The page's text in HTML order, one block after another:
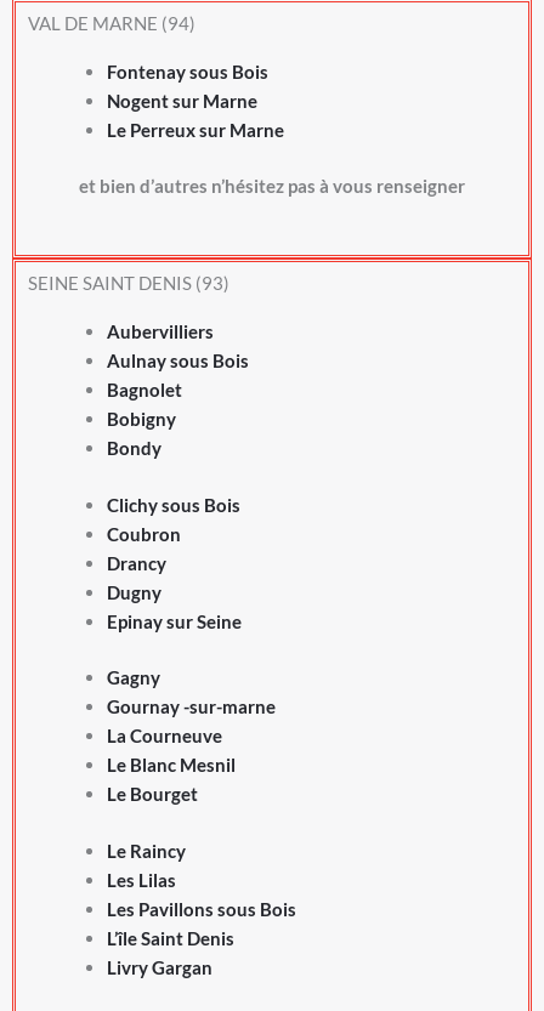
VAL DE MARNE (94)
Fontenay sous Bois
Nogent sur Marne
Le Perreux sur Marne
et bien d’autres n’hésitez pas à vous renseigner
SEINE SAINT DENIS (93)
Aubervilliers
Aulnay sous Bois
Bagnolet
Bobigny
Bondy
Clichy sous Bois
Coubron
Drancy
Dugny
Epinay sur Seine
Gagny
Gournay -sur-marne
La Courneuve
Le Blanc Mesnil
Le Bourget
Le Raincy
Les Lilas
Les Pavillons sous Bois
L’île Saint Denis
Livry Gargan